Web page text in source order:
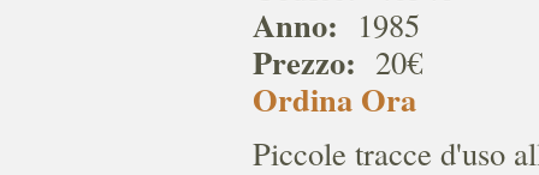
Anno: 1985
Prezzo: 20€
Ordina Ora
Piccole tracce d'uso